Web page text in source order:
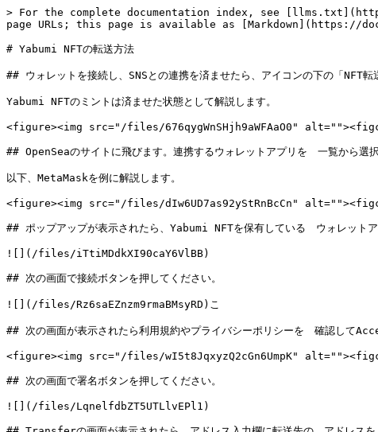
> For the complete documentation index, see
page URLs; this page is available as [Markdown](https://
# Yabumi NFTの転送方法
## ウォレットを接続し、SNSとの連携を済ませたら、アイコンの下の「NFT転
Yabumi NFTのミントは済ませた状態として解説します。
<figure><img src="/files/676qygWnSHjh9aWFAaO0"
## OpenSeaのサイトに飛びます。連携するウォレットアプリを　一覧から選択
以下、MetaMaskを例に解説します。
<figure><img src="/files/dIw6UD7as92yStRnBcCn"
## ポップアップが表示されたら、Yabumi NFTを保有している　ウォレットア
![](/files/iTtiMDdkXI90caY6VlBB)
## 次の画面で接続ボタンを押してください。
![](/files/Rz6saEZnzm9rmaBMsyRD)こ
## 次の画面が表示されたら利用規約やプライバシーポリシーを　確認して
<figure><img src="/files/wI5t8JqxyzQ2cGn6UmpK"
## 次の画面で署名ボタンを押してください。
![](/files/LqnelfdbZT5UTLlvEPl1)